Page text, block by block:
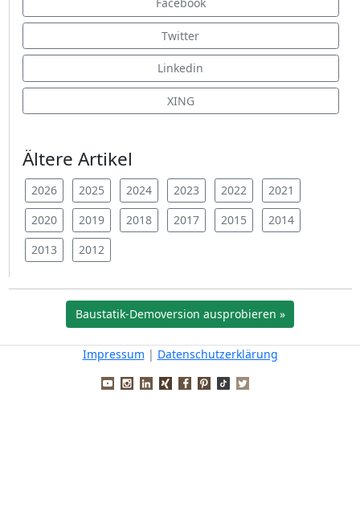
Facebook
Twitter
Linkedin
XING
Ältere Artikel
2026 2025 2024 2023 2022
2021
2020
2019 2018 2017 2015
2014
2013
2012
Baustatik-Demoversion ausprobieren »
Impressum | Datenschutzerklärung